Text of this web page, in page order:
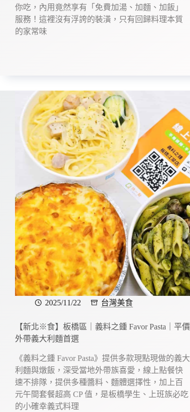
你吃，內用竟然享有「免費加湯、加麵、加飯」
服務！這裡沒有浮誇的裝潢，只有回歸料理本質
的家常味
2025/11/22 台灣美食
【新北※食】板橋區｜義料之鍾 Favor Pasta｜平價
外帶義大利麵首選
《義料之鍾 Favor Pasta》提供多款現點現做的義大
利麵與燉飯，深受當地外帶族喜愛，線上點餐快
速不排隊，提供多種醬料、麵體選擇性，加上百
元午間套餐超高 CP 值，是板橋學生、上班族必吃
的小確幸義式料理